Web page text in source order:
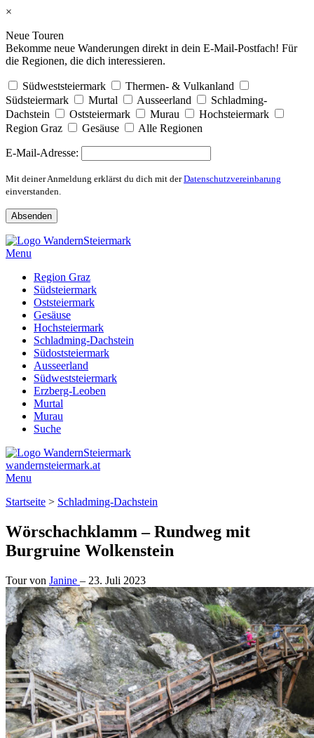
×
Neue Touren
Bekomme neue Wanderungen direkt in dein E-Mail-Postfach! Für
die Regionen, die dich interessieren.
Südweststeiermark
Thermen- & Vulkanland
Südsteiermark
Murtal Ausseerland
Schladming-
Dachstein
Oststeiermark Murau
Hochsteiermark
Region Graz
Gesäuse Alle Regionen
E-Mail-Adresse:
Mit deiner Anmeldung erklärst du dich mit derDatenschutzvereinbarung
einverstanden.
Skip
to
Menu
Region Graz
Südsteiermark
Oststeiermark
Gesäuse
Hochsteiermark
Schladming-Dachstein
Südoststeiermark
Ausseerland
Südweststeiermark
Erzberg-Leoben
Murtal
Murau
Suche
wandernsteiermark.at
Menu
Startseite > Schladming-Dachstein
Wörschachklamm – Rundweg mit
Burgruine Wolkenstein
Tour von Janine – 23. Juli 2023